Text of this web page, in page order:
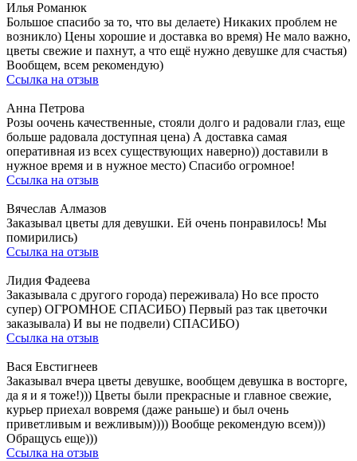
Илья Романюк
Большое спасибо за то, что вы делаете) Никаких проблем не
возникло) Цены хорошие и доставка во время) Не мало важно,
цветы свежие и пахнут, а что ещё нужно девушке для счастья)
Вообщем, всем рекомендую)
Ссылка на отзыв
Анна Петрова
Розы оочень качественные, стояли долго и радовали глаз, еще
больше радовала доступная цена) А доставка самая
оперативная из всех существующих наверно)) доставили в
нужное время и в нужное место) Спасибо огромное!
Ссылка на отзыв
Вячеслав Алмазов
Заказывал цветы для девушки. Ей очень понравилось! Мы
помирились)
Ссылка на отзыв
Лидия Фадеева
Заказывала с другого города) переживала) Но все просто
супер) ОГРОМНОЕ СПАСИБО) Первый раз так цветочки
заказывала) И вы не подвели) СПАСИБО)
Ссылка на отзыв
Вася Евстигнеев
Заказывал вчера цветы девушке, вообщем девушка в восторге,
да я и я тоже!))) Цветы были прекрасные и главное свежие,
курьер приехал вовремя (даже раньше) и был очень
приветливым и вежливым)))) Вообще рекомендую всем)))
Обращусь еще)))
Ссылка на отзыв